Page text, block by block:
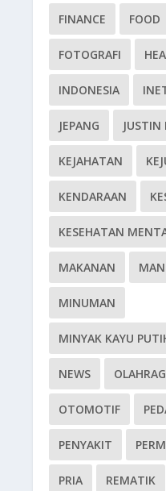
FINANCE FOOD
FOTOGRAFI
INDONESIA
JEPANG JUSTIN
KEJAHATAN
KENDARAAN
KESEHATAN
MAKANAN
MINUMAN
MINYAK KAYU
NEWS
OTOMOTIF
PENYAKIT
PRIA REMATIK